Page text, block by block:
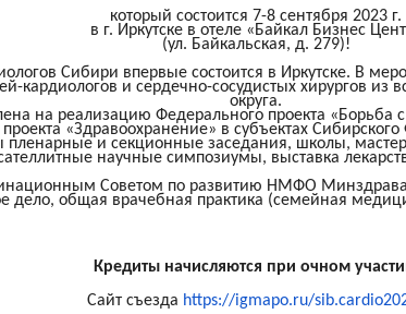
который состоится 7-8 сентября 2023 г.
в г. Иркутске в отеле «Байкал Бизнес
(ул. Байкальская, д. 279)!
Сибири впервые состоится в Иркутске. В
кардиологов и сердечно-сосудистых хирургов из
округа.
на реализацию Федерального проекта «Борьба
«Здравоохранение» в субъектах
пленарные и секционные заседания, школы,
научные симпозиумы, выставка
Советом по развитию НМФО Минздрава
дело, общая врачебная практика (семейная
Кредиты начисляются при очном
Сайт съезда https://igmapo.ru/sib.